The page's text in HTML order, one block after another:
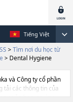
Tiếng Việt
> Tìm nơi du học từ
> Dental Hygiene
và Công ty cổ phần
tải các thông tin của
ngắn hạn, trường